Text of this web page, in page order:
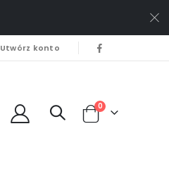
Utwórz konto
Cart
0